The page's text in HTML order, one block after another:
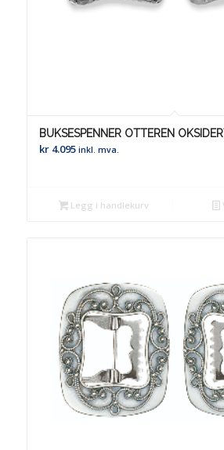
BUKSESPENNER OTTEREN
kr4.095 inkl. mva.
Legg i handlekurv